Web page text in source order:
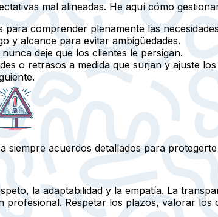
mal alineadas. He aquí cómo
para comprender plenamente las
y alcance para evitar ambigüedades.
deje que los clientes le persigan.
o retrasos a medida que surjan y ajuste
acuerdos detallados para
la adaptabilidad y la empatía. La
Respetar los plazos, valorar los